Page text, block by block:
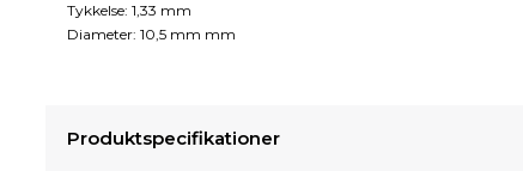
Tykkelse: 1,33 mm
Diameter: 10,5 mm mm
Produktspecifikationer